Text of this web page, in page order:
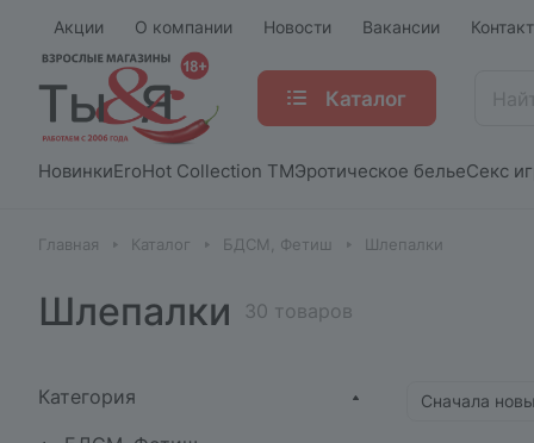
Акции О компании Новости Вакансии
Каталог
НовинкиEroHot Collection TMЭротическое бельеСекс
Главная Каталог БДСМ, Фетиш Шлепалки
Шлепалки 30 товаров
Сначала
Категория